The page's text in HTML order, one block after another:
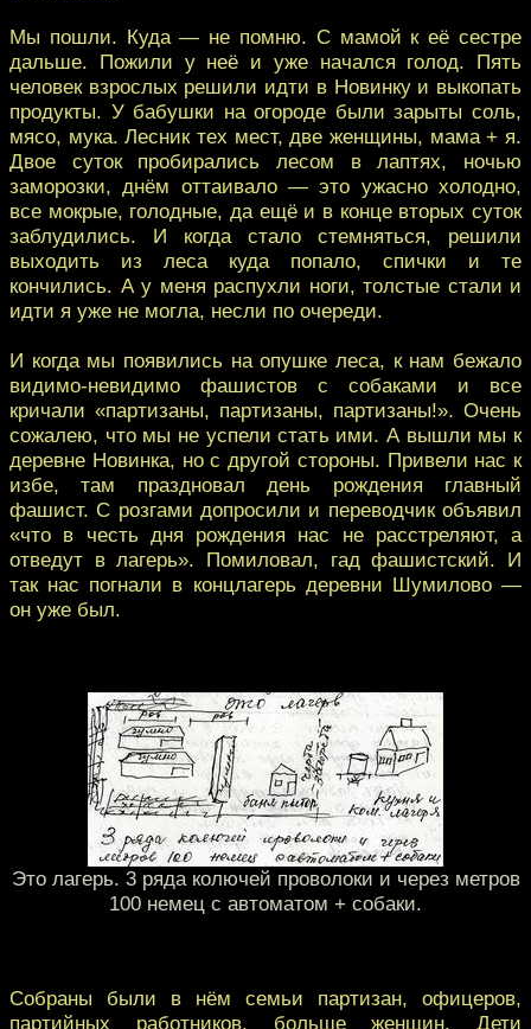
Мы пошли. Куда — не помню. С мамой к её сестре
дальше. Пожили у неё и уже начался голод. Пять
человек взрослых решили идти в Новинку и выкопать
продукты. У бабушки на огороде были зарыты соль,
мясо, мука. Лесник тех мест, две женщины, мама + я.
Двое суток пробирались лесом в лаптях, ночью
заморозки, днём оттаивало — это ужасно холодно,
все мокрые, голодные, да ещё и в конце вторых суток
заблудились. И когда стало стемняться, решили
выходить из леса куда попало, спички и те
кончились. А у меня распухли ноги, толстые стали и
идти я уже не могла, несли по очереди.
И когда мы появились на опушке леса, к нам бежало
видимо-невидимо фашистов с собаками и все
кричали «партизаны, партизаны, партизаны!». Очень
сожалею, что мы не успели стать ими. А вышли мы к
деревне Новинка, но с другой стороны. Привели нас к
избе, там праздновал день рождения главный
фашист. С розгами допросили и переводчик объявил
«что в честь дня рождения нас не расстреляют, а
отведут в лагерь». Помиловал, гад фашистский. И
так нас погнали в концлагерь деревни Шумилово —
он уже был.
Это лагерь. 3 ряда колючей проволоки и через метров
100 немец с автоматом + собаки.
Собраны были в нём семьи партизан, офицеров,
партийных работников, больше женщин. Дети